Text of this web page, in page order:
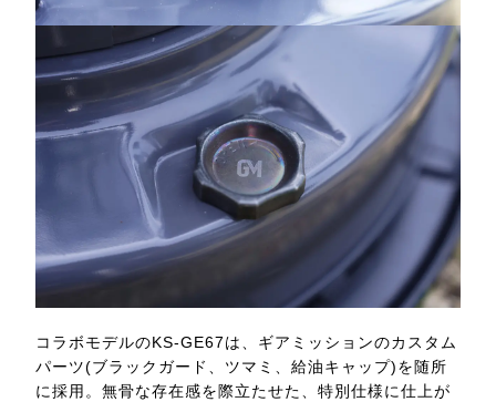
コラボモデルのKS-GE67は、ギアミッションのカスタム
パーツ(ブラックガード、ツマミ、給油キャップ)を随所
に採用。無骨な存在感を際立たせた、特別仕様に仕上が